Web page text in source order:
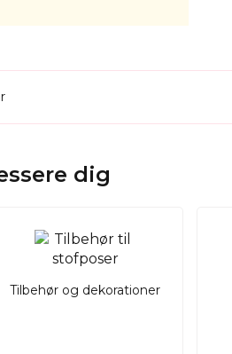
dig
Tilbehør og dekorationer